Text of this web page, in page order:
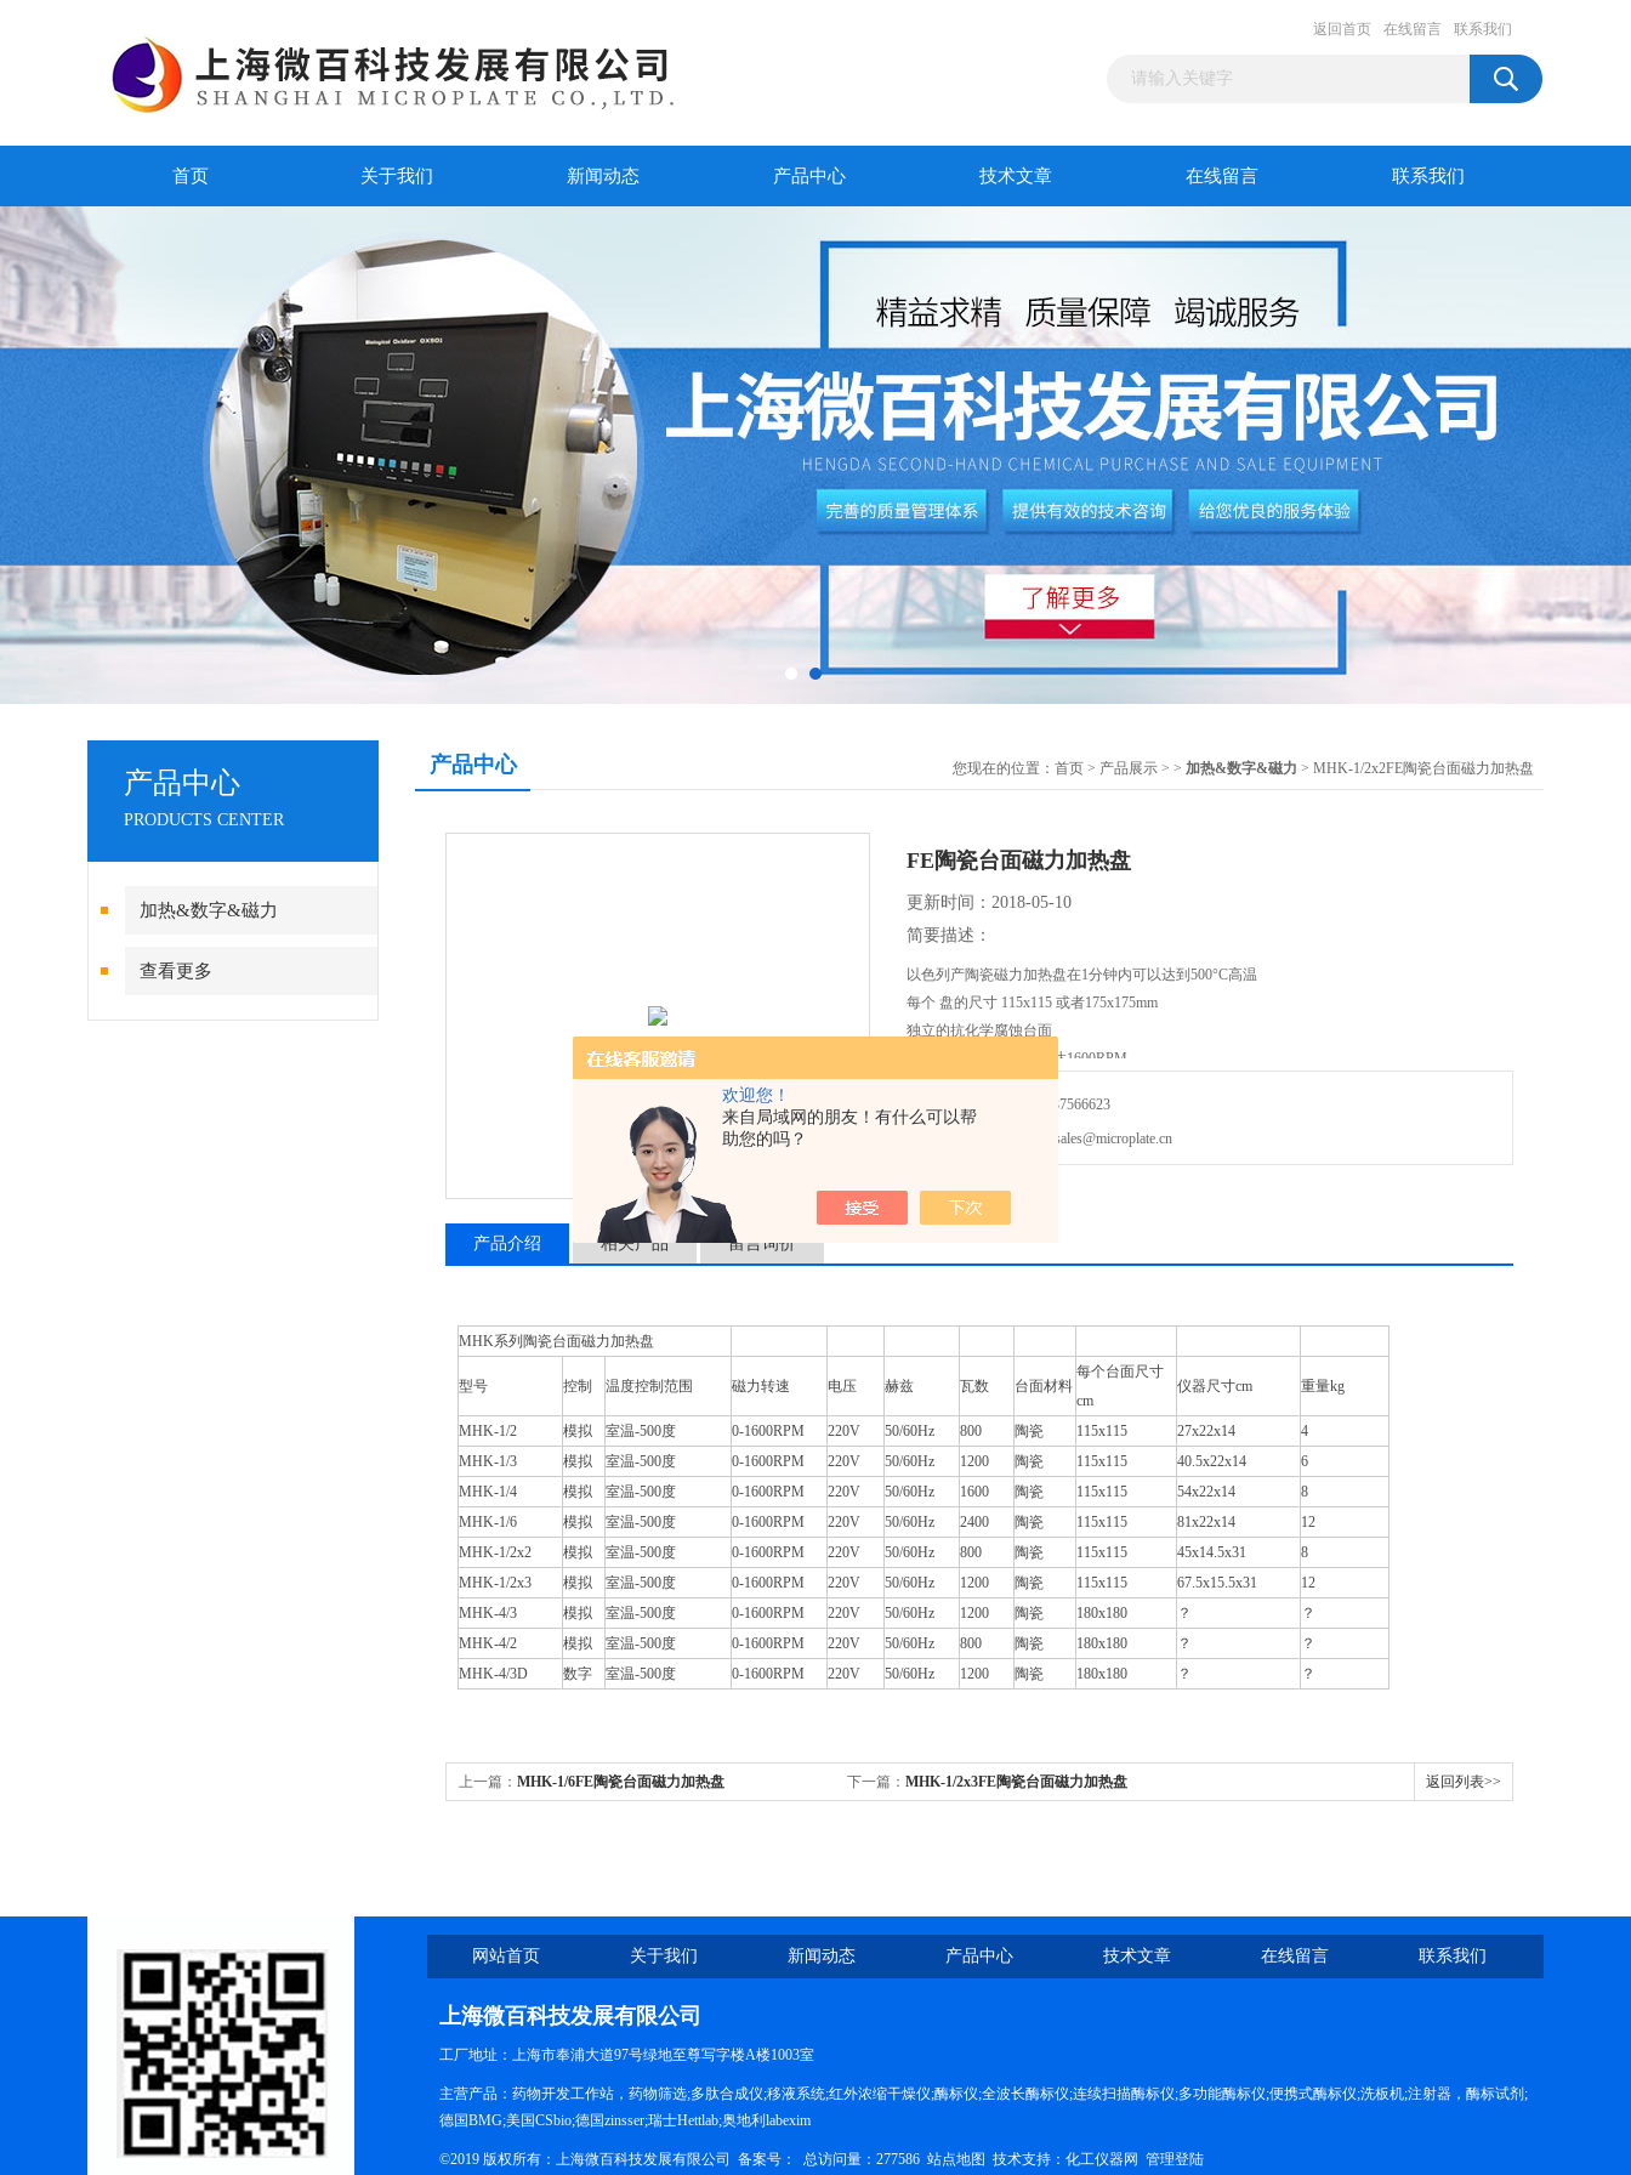
欢迎您！
来自局域网的朋友！有什么可以帮
助您的吗？
返回首页 在线留言 联系我们
首页 关于我们 新闻动态 产品中心 技术文章 在线留言 联系我们
产品中心
PRODUCTS CENTER
加热&数字&磁力
查看更多
产品中心 您现在的位置： 首页 > 产品展示 > > 加热&数字&磁力 > MHK-1/2x2FE陶瓷台面磁力加热盘
FE陶瓷台面磁力加热盘
更新时间：2018-05-10
简要描述：
以色列产陶瓷磁力加热盘在1分钟内可以达到500°C高温
每个 盘的尺寸 115x115 或者175x175mm
独立的抗化学腐蚀台面
独立控制磁力，磁力高达1600RPM
免费咨询：021-37566623
发邮件给我们：sales@microplate.cn
产品介绍 相关产品 留言询价
MHK系列陶瓷台面磁力加热盘
型号 控制 温度控制范围 磁力转速 电压 赫兹 瓦数 台面材料
每个台面尺寸
cm
仪器尺寸cm 重量kg
MHK-1/2 模拟 室温-500度 0-1600RPM 220V 50/60Hz 800 陶瓷 115x115 27x22x14
4
MHK-1/3
模拟 室温-500度 0-1600RPM 220V 50/60Hz 1200 陶瓷 115x115 40.5x22x14
6
MHK-1/4
模拟 室温-500度 0-1600RPM 220V 50/60Hz 1600 陶瓷 115x115 54x22x14
8
MHK-1/6
模拟 室温-500度 0-1600RPM 220V 50/60Hz 2400 陶瓷 115x115 81x22x14
12
MHK-1/2x2
模拟 室温-500度 0-1600RPM 220V 50/60Hz 800 陶瓷 115x115 45x14.5x31
8
MHK-1/2x3
模拟 室温-500度 0-1600RPM 220V 50/60Hz 1200 陶瓷 115x115 67.5x15.5x31
12
MHK-4/3
模拟 室温-500度 0-1600RPM 220V 50/60Hz 1200 陶瓷 180x180 ？
？
MHK-4/2
模拟 室温-500度 0-1600RPM 220V 50/60Hz 800 陶瓷 180x180 ？
？
MHK-4/3D
数字 室温-500度 0-1600RPM 220V 50/60Hz 1200 陶瓷 180x180 ？ ？
上一篇： MHK-1/6FE陶瓷台面磁力加热盘 下一篇： MHK-1/2x3FE陶瓷台面磁力加热盘 返回列表>>
网站首页 关于我们 新闻动态 产品中心 技术文章 在线留言 联系我们
上海微百科技发展有限公司
工厂地址：上海市奉浦大道97号绿地至尊写字楼A楼1003室
主营产品：药物开发工作站，药物筛选;多肽合成仪;移液系统;红外浓缩干燥仪;酶标仪;全波长酶标仪;连续扫描酶标仪;多功能酶标仪;便携式酶标仪;洗板机;注射器，酶标试剂;
德国BMG;美国CSbio;德国zinsser;瑞士Hettlab;奥地利labexim
©2019 版权所有：上海微百科技发展有限公司 备案号： 总访问量：277586 站点地图 技术支持： 化工仪器网 管理登陆